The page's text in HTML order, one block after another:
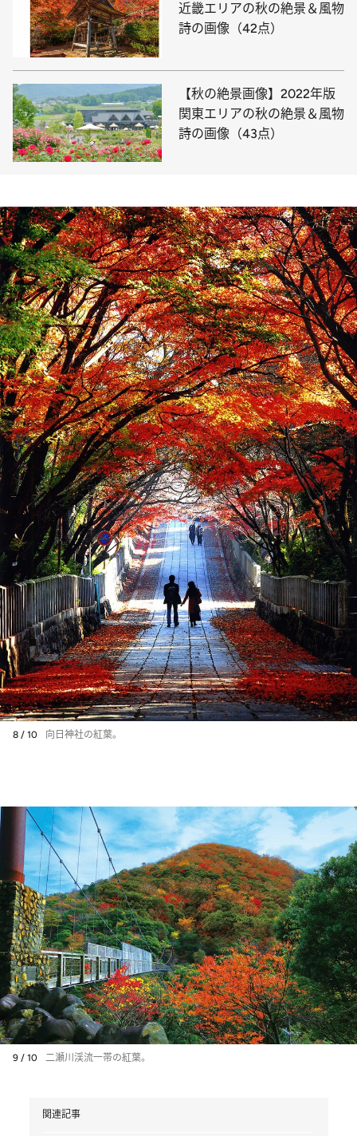
近畿エリアの秋の絶景＆風物
詩の画像（42点）
【秋の絶景画像】2022年版
関東エリアの秋の絶景＆風物
詩の画像（43点）
8 / 10 向日神社の紅葉。
9 / 10 二瀬川渓流一帯の紅葉。
関連記事